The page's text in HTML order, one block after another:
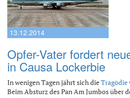
13.12.2014
Opfer-Vater fordert
in Causa Lockerbie
In wenigen Tagen jährt sich dieTragödie
Beim Absturz des Pan Am Jumbos über